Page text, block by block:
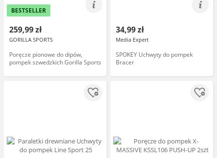
BESTSELLER
259,99 zł
GORILLA SPORTS
Poręcze pionowe do dipów,
pompek szwedzkich Gorilla Sports
34,99 zł
Media Expert
SPOKEY Uchwyty do pompek
Bracer